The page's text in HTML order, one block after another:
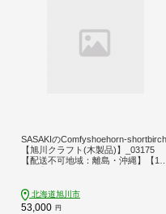
SASAKIのComfyshoehorn-shortbirch
【旭川クラフト(木製品)】_03175
【配送不可地域：離島・沖縄】【142
北海道旭川市
53,000 円